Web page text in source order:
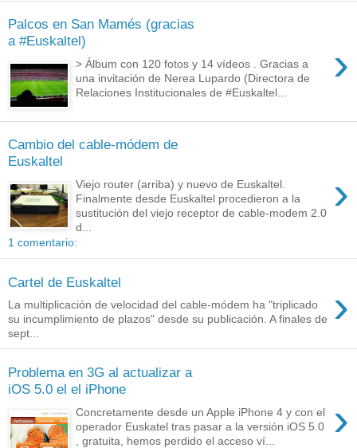
Palcos en San Mamés (gracias
a #Euskaltel)
›
> Álbum con 120 fotos y 14 vídeos . Gracias a
una invitación de Nerea Lupardo (Directora de
Relaciones Institucionales de #Euskaltel...
Cambio del cable-módem de
Euskaltel
›
Viejo router (arriba) y nuevo de Euskaltel.
Finalmente desde Euskaltel procedieron a la
sustitución del viejo receptor de cable-modem 2.0
d...
1 comentario:
Cartel de Euskaltel ›
La multiplicación de velocidad del cable-módem ha "triplicado
su incumplimiento de plazos" desde su publicación. A finales de
sept...
Problema en 3G al actualizar a
iOS 5.0 el el iPhone
›
Concretamente desde un Apple iPhone 4 y con el
operador Euskatel tras pasar a la versión iOS 5.0
, gratuita, hemos perdido el acceso ví...